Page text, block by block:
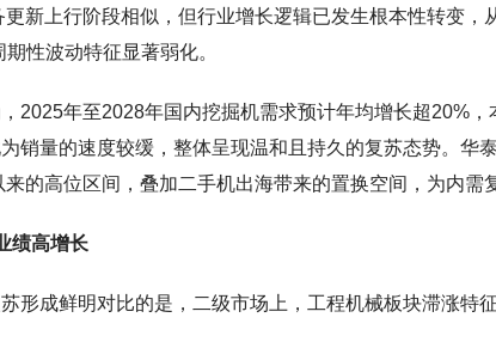
新上行阶段相似，但行业增长逻辑已发生根本性转变，
期性波动特征显著弱化。
2025年至2028年国内挖掘机需求预计年均增长超20%
销量的速度较缓，整体呈现温和且持久的复苏态势。华
的高位区间，叠加二手机出海带来的置换空间，为内需
绩高增长
形成鲜明对比的是，二级市场上，工程机械板块滞涨特